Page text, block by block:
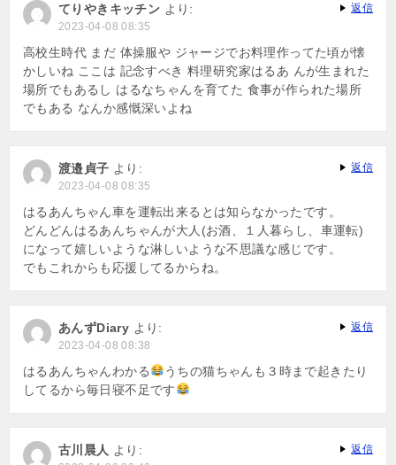
てりやきキッチン より:
2023-04-08 08:35
高校生時代 まだ 体操服や ジャージでお料理作ってた頃が懐
かしいね ここは 記念すべき 料理研究家はるあ んが生まれた
場所でもあるし はるなちゃんを育てた 食事が作られた場所
でもある なんか感慨深いよね
返信
渡邉貞子 より:
2023-04-08 08:35
はるあんちゃん車を運転出来るとは知らなかったです。
どんどんはるあんちゃんが大人(お酒、１人暮らし、車運転)
になって嬉しいような淋しいような不思議な感じです。
でもこれからも応援してるからね。
返信
あんずDiary より:
2023-04-08 08:38
はるあんちゃんわかる
うちの猫ちゃんも３時まで起きたり
してるから毎日寝不足です
返信
古川晨人 より: 返信